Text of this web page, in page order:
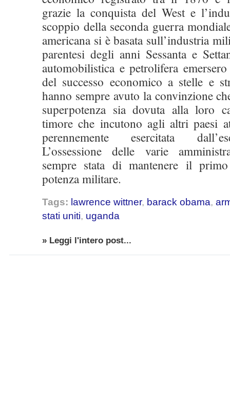
grazie la conquista del West e
scoppio della seconda guerra
americana si è basata sull’industria
parentesi degli anni Sessanta e
automobilistica e petrolifera
del successo economico a stelle e
hanno sempre avuto la convinzione
superpotenza sia dovuta alla loro
timore che incutono agli altri paesi
perennemente esercitata
L’ossessione delle varie
sempre stata di mantenere il
potenza militare.
Tags: lawrence wittner, barack obama,
stati uniti, uganda
» Leggi l'intero post...